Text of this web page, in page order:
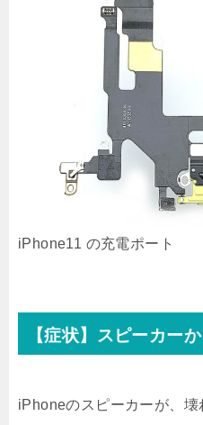
iPhone11 の充電ポート
【症状】スピーカー
iPhoneのスピーカーが、